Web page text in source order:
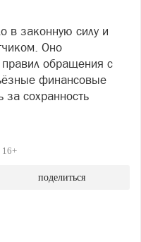
в законную силу и
Оно
обращения с
финансовые
за сохранность
16+
поделиться